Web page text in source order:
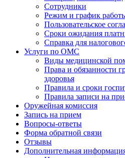
Сотрудники
Режим и график
Пользовательское
Сроки ожидания
Справка для
Услуги по ОМС
Виды медицинской
Права и обязанности
здоровья
Правила и сроки
Правила записи на
Оружейная комиссия
Запись на прием
Вопросы-ответы
Форма обратной связи
Отзывы
Дополнительная